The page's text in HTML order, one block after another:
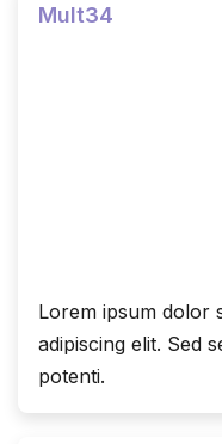
Mult34
Lorem ipsum dolor
adipiscing elit. Sed
potenti.